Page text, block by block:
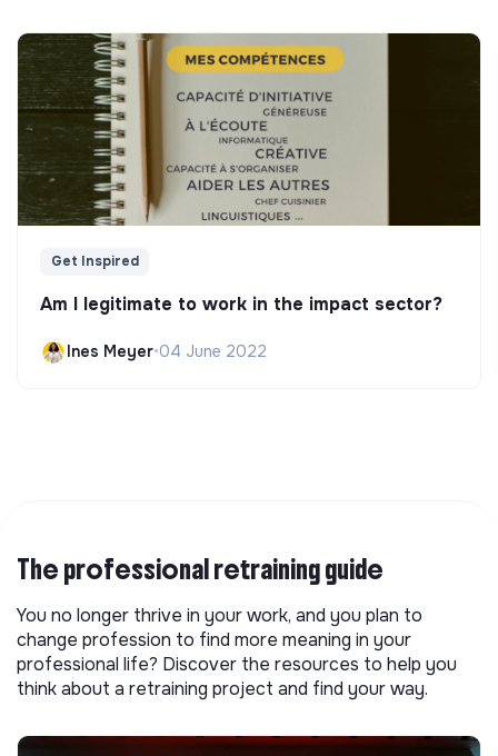
Get Inspired
Am I legitimate to work in the impact sector?
Ines Meyer•04 June 2022
The professional retraining guide
You no longer thrive in your work, and you plan to
change profession to find more meaning in your
professional life? Discover the resources to help you
think about a retraining project and find your way.